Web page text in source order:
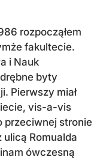
rozpocząłem
fakultecie.
i Nauk
byty
Pierwszy miał
vis-a-vis
przeciwnej stronie
ulicą Romualda
ówczesną